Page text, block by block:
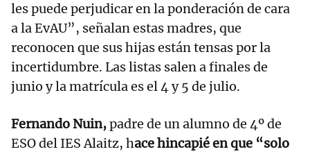
les puede perjudicar en la ponderación de cara
a la EvAU”, señalan estas madres, que
reconocen que sus hijas están tensas por la
incertidumbre. Las listas salen a finales de
junio y la matrícula es el 4 y 5 de julio.
Fernando Nuin,padre de un alumno de 4º de
ESO del IES Alaitz, hace hincapié en que “solo